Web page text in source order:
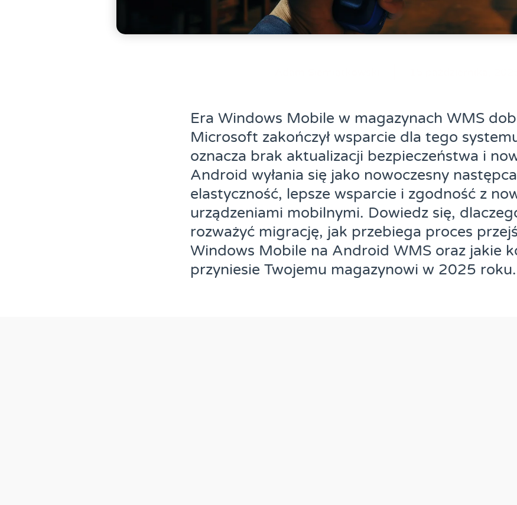
Era Windows Mobile w magazynach WMS
Microsoft zakończył wsparcie dla tego
oznacza brak aktualizacji bezpieczeństwa i
Android wyłania się jako nowoczesny
elastyczność, lepsze wsparcie i zgodność z
urządzeniami mobilnymi. Dowiedz się,
rozważyć migrację, jak przebiega proces
Windows Mobile na Android WMS oraz jakie
przyniesie Twojemu magazynowi w 2025 roku.